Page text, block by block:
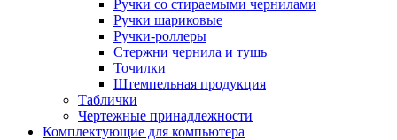
Ручки со стираемыми чернилами
Ручки шариковые
Ручки-роллеры
Стержни чернила и тушь
Точилки
Штемпельная продукция
Таблички
Чертежные принадлежности
Комплектующие для компьютера